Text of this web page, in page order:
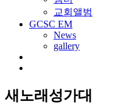
교회앨범
GCSC EM
News
gallery
새노래성가대